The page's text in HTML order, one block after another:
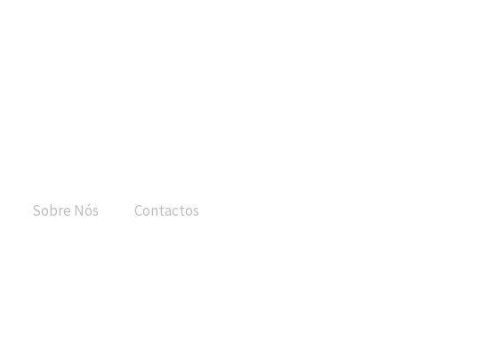
Sobre Nós Contactos